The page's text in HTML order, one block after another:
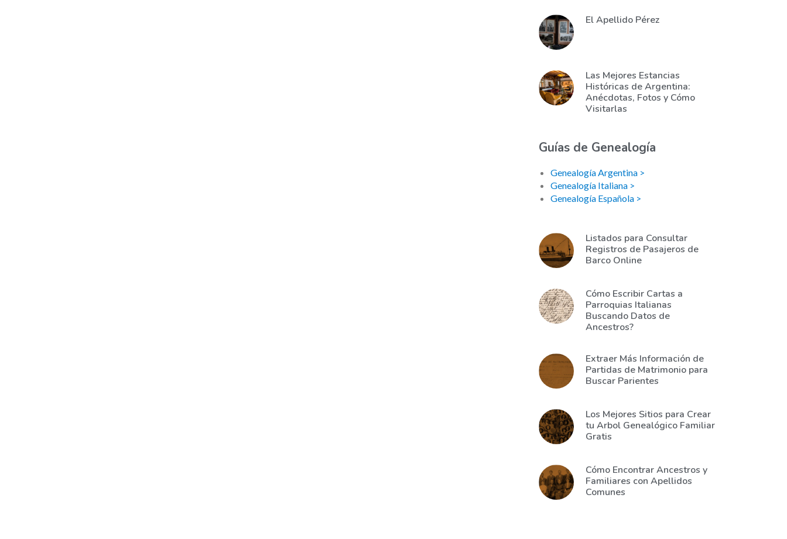
El Apellido Pérez
Las Mejores Estancias
Históricas de Argentina:
Anécdotas, Fotos y Cómo
Visitarlas
Guías de Genealogía
Genealogía Argentina >
Genealogía Italiana >
Genealogía Española >
Listados para Consultar
Registros de Pasajeros de
Barco Online
Cómo Escribir Cartas a
Parroquias Italianas
Buscando Datos de
Ancestros?
Extraer Más Información de
Partidas de Matrimonio para
Buscar Parientes
Los Mejores Sitios para Crear
tu Arbol Genealógico Familiar
Gratis
Cómo Encontrar Ancestros y
Familiares con Apellidos
Comunes